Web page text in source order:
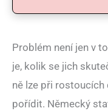
Problém není jen v
je, kolik se jich
ně lze při rostoucích
pořídit. Německý